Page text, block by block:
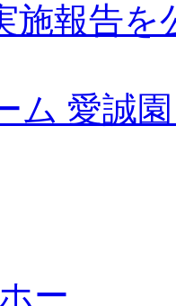
施報告
ム 愛誠